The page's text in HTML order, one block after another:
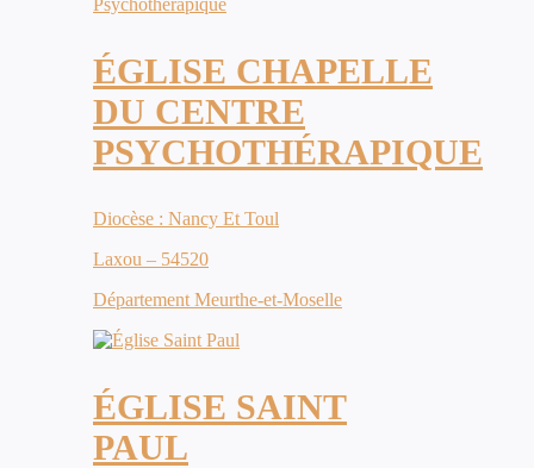
ÉGLISE CHAPELLE
DU CENTRE
PSYCHOTHÉRAPIQUE
Diocèse : Nancy Et Toul
Laxou – 54520
Département Meurthe-et-Moselle
ÉGLISE SAINT
PAUL